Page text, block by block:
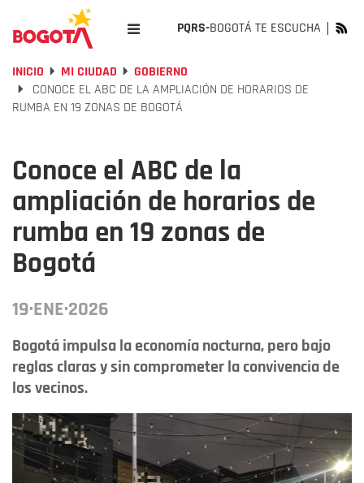
PQRS-BOGOTÁ TE ESCUCHA
INICIO MI CIUDAD
GOBIERNO
CONOCE EL ABC DE LA AMPLIACIÓN DE HORARIOS DE
RUMBA EN 19 ZONAS DE BOGOTÁ
Conoce el ABC de la
ampliación de horarios de
rumba en 19 zonas de
Bogotá
19·ENE·2026
Bogotá impulsa la economía nocturna, pero bajo
reglas claras y sin comprometer la convivencia de
los vecinos.